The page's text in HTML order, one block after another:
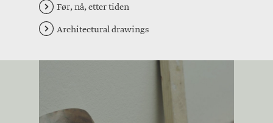
Før, nå, etter tiden
Architectural drawings